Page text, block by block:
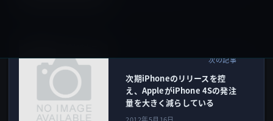
次の記事
次期iPhoneのリリースを控
え、AppleがiPhone 4Sの発注
量を大きく減らしている